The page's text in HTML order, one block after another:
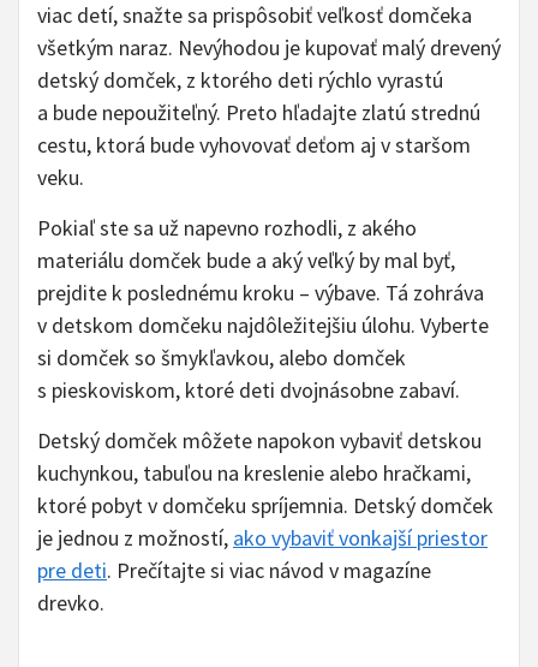
viac detí, snažte sa prispôsobiť veľkosť domčeka
všetkým naraz. Nevýhodou je kupovať malý drevený
detský domček, z ktorého deti rýchlo vyrastú
a bude nepoužiteľný. Preto hľadajte zlatú strednú
cestu, ktorá bude vyhovovať deťom aj v staršom
veku.
Pokiaľ ste sa už napevno rozhodli, z akého
materiálu domček bude a aký veľký by mal byť,
prejdite k poslednému kroku – výbave. Tá zohráva
v detskom domčeku najdôležitejšiu úlohu. Vyberte
si domček so šmykľavkou, alebo domček
s pieskoviskom, ktoré deti dvojnásobne zabaví.
Detský domček môžete napokon vybaviť detskou
kuchynkou, tabuľou na kreslenie alebo hračkami,
ktoré pobyt v domčeku spríjemnia. Detský domček
je jednou z možností, ako vybaviť vonkajší priestor
pre deti. Prečítajte si viac návod v magazíne
drevko.